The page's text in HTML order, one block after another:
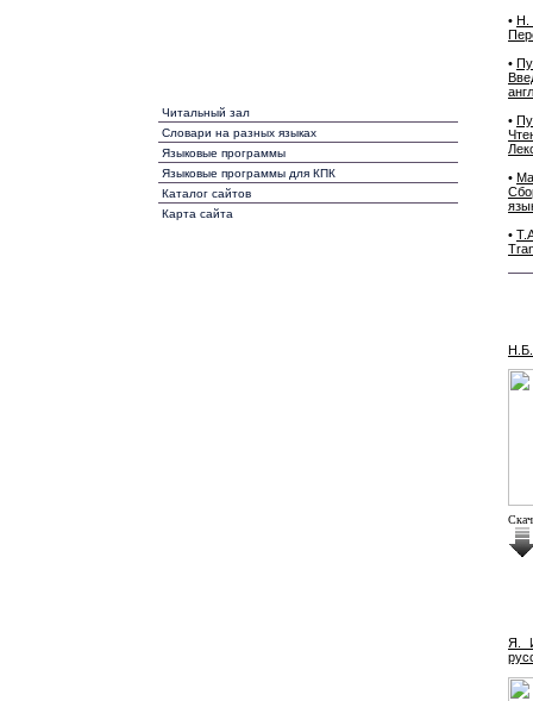
• Н.
•
•
•
•
Н.Б.
Я.
Читальный зал
Словари на разных языках
Языковые программы
Языковые программы для КПК
Каталог сайтов
Карта сайта